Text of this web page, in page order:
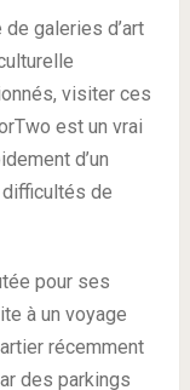
galeries d’art
visiter ces
est un vrai
d’un
de
pour ses
à un voyage
récemment
des parkings